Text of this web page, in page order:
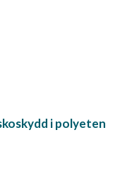
i polyeten